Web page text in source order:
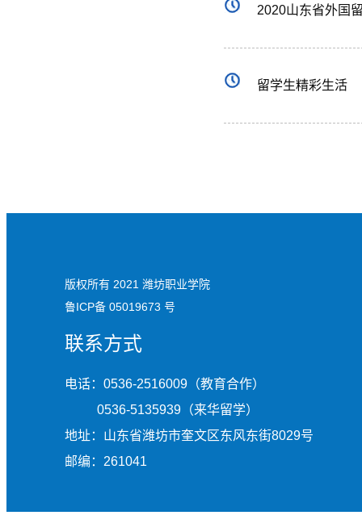
2020山东省外国
留学生精彩生活
版权所有 2021 潍坊职业学院
鲁ICP备 05019673 号
联系方式
电话：0536-2516009（教育合作）
0536-5135939（来华留学）
地址：山东省潍坊市奎文区东风东街8029号
邮编：261041